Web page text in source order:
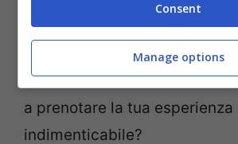
Iposti per dormire in un faro
limitati e vanno a ruba in men
dica: se non l’hai ancora
a prenotare la tua esperienza
indimenticabile?
Consent
Manage options